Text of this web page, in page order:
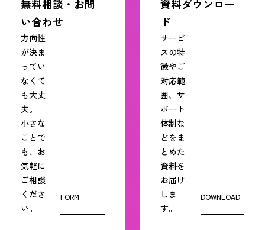
無料相談・お問
い合わせ
方向性
が決ま
ってい
なくて
も大丈
夫。
小さな
ことで
も、お
気軽に
ご相談
くださ
い。
FORM
資料ダウンロー
ド
サービ
スの特
徴やご
対応範
囲、サ
ポート
体制な
どをま
とめた
資料を
お届け
しま
す。
DOWNLOAD